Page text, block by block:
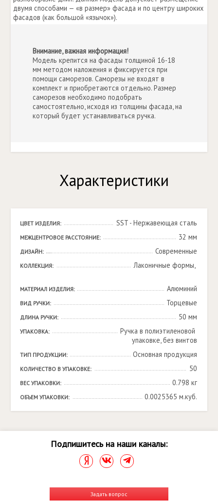
двумя способами — «в размер» фасада и по центру широких
фасадов (как большой «язычок»).
Внимание, важная информация!
Модель крепится на фасады толщиной 16-18
мм методом наложения и фиксируется при
помощи саморезов. Саморезы не входят в
комплект и приобретаются отдельно. Размер
саморезов необходимо подобрать
самостоятельно, исходя из толщины фасада, на
который будет устанавливаться ручка.
Характеристики
ЦВЕТ ИЗДЕЛИЯ: SST - Нержавеющая сталь
МЕЖЦЕНТРОВОЕ РАССТОЯНИЕ: 32 мм
ДИЗАЙН: Современные
КОЛЛЕКЦИЯ: Лаконичные формы,
МАТЕРИАЛ ИЗДЕЛИЯ: Алюминий
ВИД РУЧКИ: Торцевые
ДЛИНА РУЧКИ: 50 мм
УПАКОВКА:
Ручка в полиэтиленовой
упаковке, без винтов
ТИП ПРОДУКЦИИ: Основная продукция
КОЛИЧЕСТВО В УПАКОВКЕ: 50
ВЕС УПАКОВКИ: 0.798 кг
ОБЪЕМ УПАКОВКИ: 0.0025365 м.куб.
Подпишитесь на наши каналы:
Задать вопрос